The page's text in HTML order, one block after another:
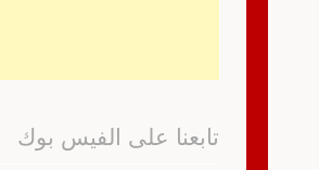
تابعنا على الفيس بوك